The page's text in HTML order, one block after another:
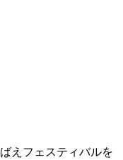
ばえフェスティバルを